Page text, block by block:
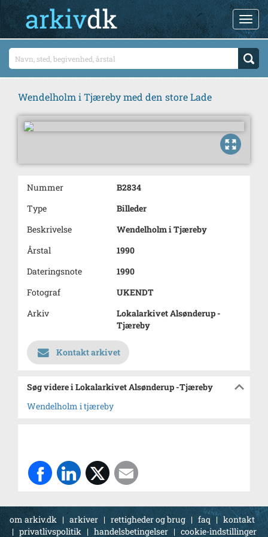
Wendelholm i Tjæreby med den store Lade
Nummer
B2834
Type
Billeder
Beskrivelse
Wendelholm i Tjæreby
Årstal
1990
Dateringsnote
1990
Fotograf
UKENDT
Arkiv
Lokalarkivet Alsønderup -
Tjæreby
Kontakt arkivet
Søg videre i Lokalarkivet Alsønderup -Tjæreby
Wendelholm i tjæreby
om arkiv.dk | arkiver | rettigheder og brug | faq | kontakt
|privatlivspolitik | handelsbetingelser | cookie-indstillinger